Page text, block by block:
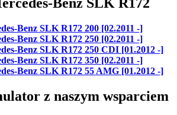
Benz SLK R172
Benz SLK R172 200 [02.2011 -]
Benz SLK R172 250 [02.2011 -]
Benz SLK R172 250 CDI [01.2012 -]
Benz SLK R172 350 [02.2011 -]
Benz SLK R172 55 AMG [01.2012 -]
z naszym wsparciem